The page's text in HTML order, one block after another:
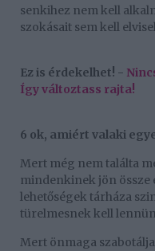
senkihez nem kell
szokásait sem kell
Ez is érdekelhet! -
Így változtass rajta!
6 ok, amiért valaki
Mert még nem találta
mindenkinek jön össze
lehetőségek tárháza
türelmesnek kell
Mert önmaga